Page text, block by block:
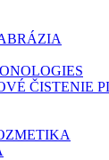
ČISTENIE